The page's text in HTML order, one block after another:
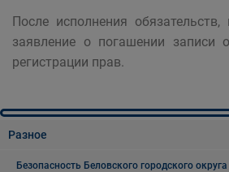
После исполнения
заявление о погашении записи
регистрации прав.
Разное
Безопасность Беловского городского округа